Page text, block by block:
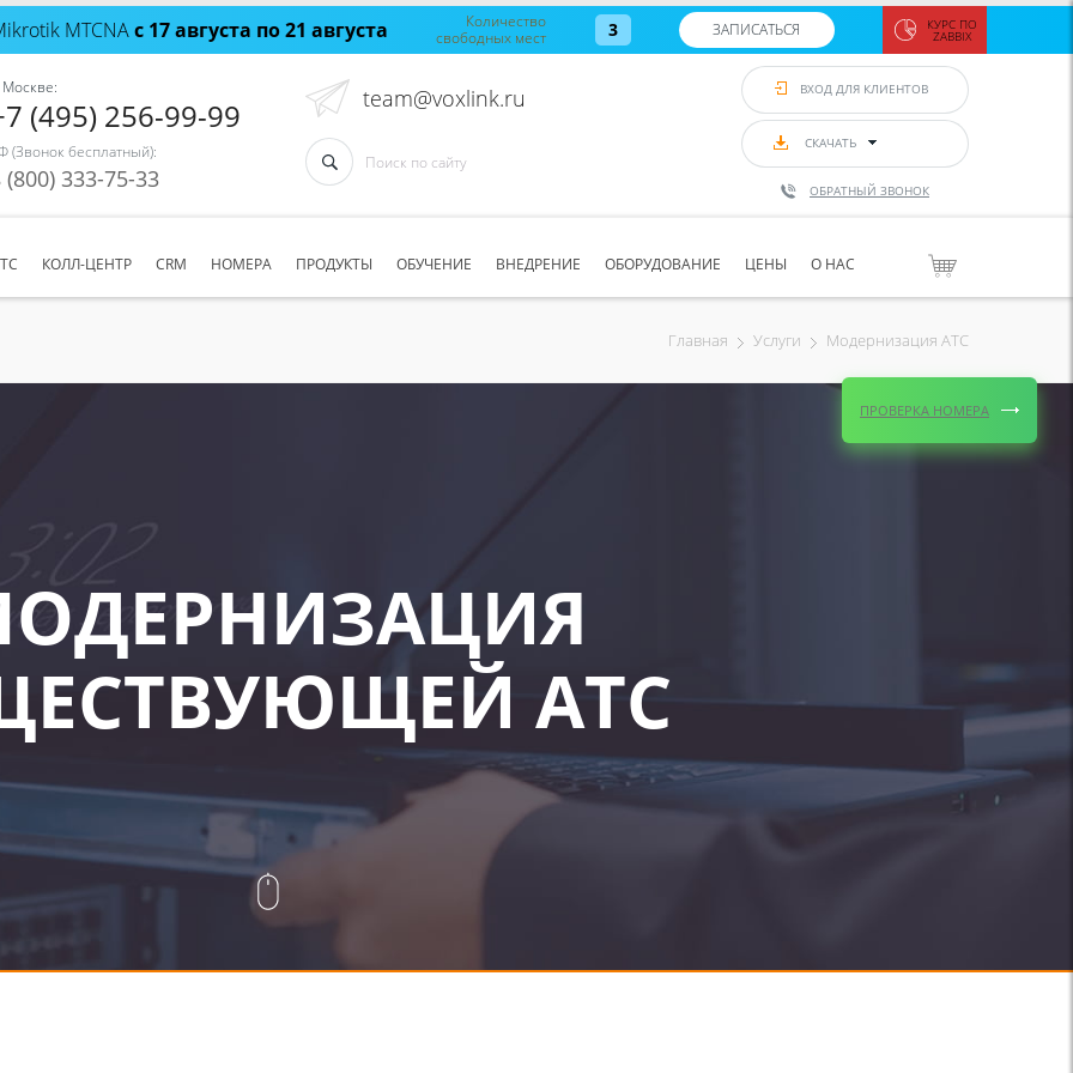
MTCNAс 17 августа по 21 августа
Количество
свободных мест
3 ЗАПИСАТЬСЯ КУРС ПО
ZABBIX
ВХОД ДЛЯ КЛИЕНТОВ
СКАЧАТЬ
ОБРАТНЫЙ ЗВОНОК
(495) 256-99-99
(Звонок бесплатный):
(800) 333-75-33
team@voxlink.ru
КОЛЛ-ЦЕНТР CRM НОМЕРА ПРОДУКТЫ ОБУЧЕНИЕ ВНЕДРЕНИЕ ОБОРУДОВАНИЕ ЦЕНЫ О НАС
Главная Услуги Модернизация АТС
АТС
ПРОВЕРКА НОМЕРА